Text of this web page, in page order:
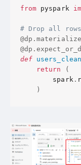
from pyspark
# Drop all
@dp .
@dp .
def
return
(
        spark
.
)